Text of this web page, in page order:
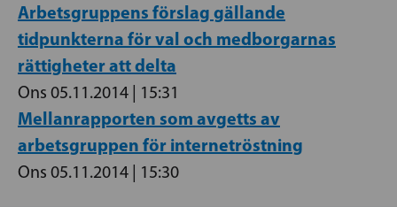
Arbetsgruppens förslag gällande
tidpunkterna för val och medborgarnas
rättigheter att delta
Ons 05.11.2014 | 15:31
Mellanrapporten som avgetts av
arbetsgruppen för internetröstning
Ons 05.11.2014 | 15:30